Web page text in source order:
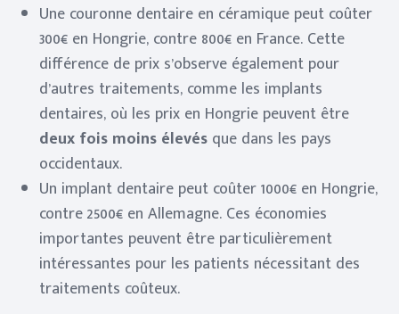
Une couronne dentaire en céramique peut coûter
300€ en Hongrie, contre 800€ en France. Cette
différence de prix s’observe également pour
d’autres traitements, comme les implants
dentaires, où les prix en Hongrie peuvent être
deux fois moins élevés que dans les pays
occidentaux.
Un implant dentaire peut coûter 1000€ en Hongrie,
contre 2500€ en Allemagne. Ces économies
importantes peuvent être particulièrement
intéressantes pour les patients nécessitant des
traitements coûteux.